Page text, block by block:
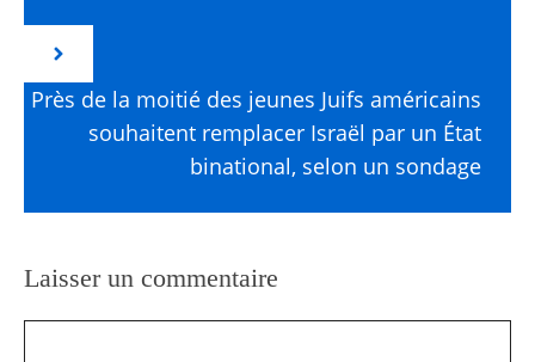
Près de la moitié des jeunes Juifs américains
souhaitent remplacer Israël par un État
binational, selon un sondage
Laisser un commentaire